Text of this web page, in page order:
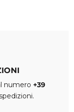
numero +39